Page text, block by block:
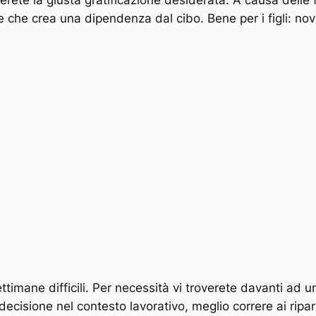
crea una dipendenza dal cibo. Bene per i figli:
difficili. Per necessità vi troverete davanti ad
nel contesto lavorativo, meglio correre ai